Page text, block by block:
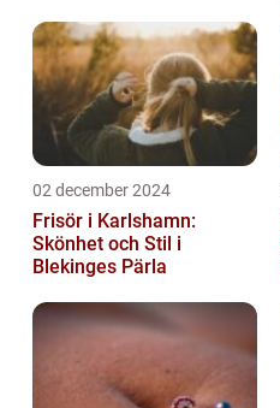
02 december 2024
Frisör i Karlshamn:
Skönhet och Stil i
Blekinges Pärla